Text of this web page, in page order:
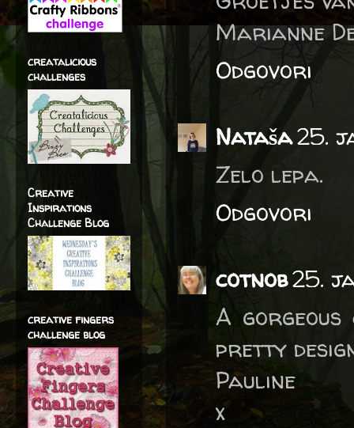
Marianne
Odgovori
Nataša25.
Zelo lepa.
Odgovori
cotnob25.
A
pretty
Pauline
x
creatalicious
challenges
Creative
Inspirations
Challenge Blog
creative fingers
challenge blog